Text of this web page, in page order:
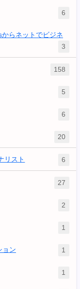
6
らネットでビジネ
3
158
5
6
20
リスト 6
27
2
1
ョン 1
1